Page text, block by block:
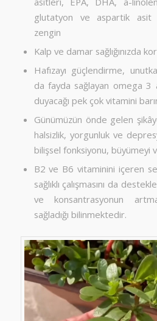
glutatyon ve aspartik asit
zengin
Kalp ve damar sağlığınızda
Hafızayı güçlendirme,
da fayda sağlayan omega 3
duyacağı pek çok vitamini
Günümüzün önde gelen
halsizlik, yorgunluk ve
bilişsel fonksiyonu, büyümeyi
B2 ve B6 vitaminini içeren
sağlıklı çalışmasını da
ve konsantrasyonun
sağladığı bilinmektedir.